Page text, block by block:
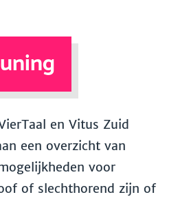
en Vitus Zuid
een overzicht van
voor
of slechthorend zijn of